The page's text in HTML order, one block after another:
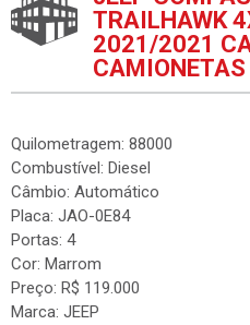
TRAILHAWK
2021/2021
CAMIONETAS
Quilometragem: 88000
Combustível: Diesel
Câmbio: Automático
Placa: JAO-0E84
Portas: 4
Cor: Marrom
Preço: R$ 119.000
Marca: JEEP